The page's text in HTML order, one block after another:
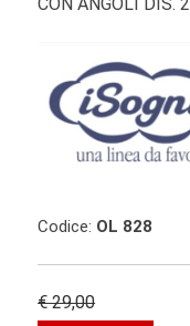
Codice: OL 828
€ 29,00